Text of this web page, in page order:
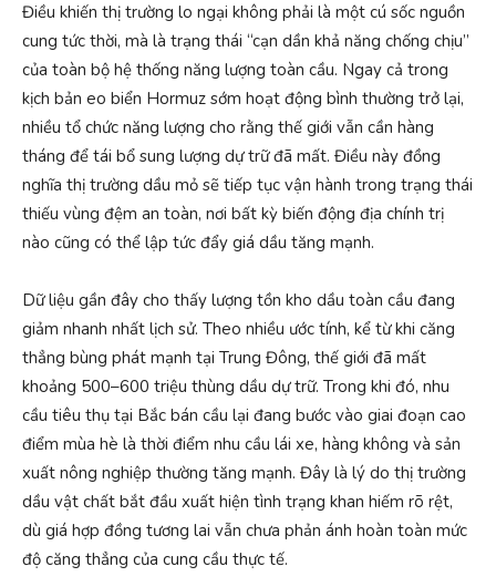
Điều khiến thị trường lo ngại không phải là một cú sốc nguồn
cung tức thời, mà là trạng thái “cạn dần khả năng chống chịu”
của toàn bộ hệ thống năng lượng toàn cầu. Ngay cả trong
kịch bản eo biển Hormuz sớm hoạt động bình thường trở lại,
nhiều tổ chức năng lượng cho rằng thế giới vẫn cần hàng
tháng để tái bổ sung lượng dự trữ đã mất. Điều này đồng
nghĩa thị trường dầu mỏ sẽ tiếp tục vận hành trong trạng thái
thiếu vùng đệm an toàn, nơi bất kỳ biến động địa chính trị
nào cũng có thể lập tức đẩy giá dầu tăng mạnh.
Dữ liệu gần đây cho thấy lượng tồn kho dầu toàn cầu đang
giảm nhanh nhất lịch sử. Theo nhiều ước tính, kể từ khi căng
thẳng bùng phát mạnh tại Trung Đông, thế giới đã mất
khoảng 500–600 triệu thùng dầu dự trữ. Trong khi đó, nhu
cầu tiêu thụ tại Bắc bán cầu lại đang bước vào giai đoạn cao
điểm mùa hè là thời điểm nhu cầu lái xe, hàng không và sản
xuất nông nghiệp thường tăng mạnh. Đây là lý do thị trường
dầu vật chất bắt đầu xuất hiện tình trạng khan hiếm rõ rệt,
dù giá hợp đồng tương lai vẫn chưa phản ánh hoàn toàn mức
độ căng thẳng của cung cầu thực tế.